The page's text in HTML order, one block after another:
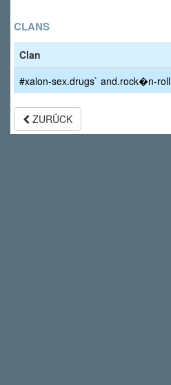
CLANS
Clan
#xalon-sex.drugs` and.rock�n-roll
ZURÜCK